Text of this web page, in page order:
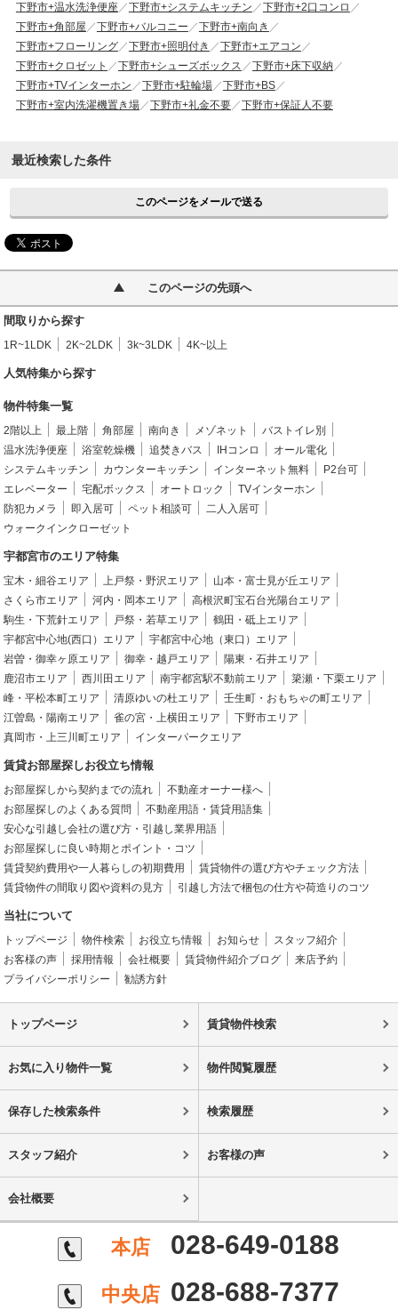
下野市+温水洗浄便座
下野市+システムキッチン
下野市+2口コンロ
下野市+角部屋
下野市+バルコニー
下野市+南向き
下野市+フローリング
下野市+照明付き
下野市+エアコン
下野市+クロゼット
下野市+シューズボックス
下野市+床下収納
下野市+TVインターホン
下野市+駐輪場
下野市+BS
下野市+室内洗濯機置き場
下野市+礼金不要 下野市+保証人不要
最近検索した条件
このページをメールで送る
このページの先頭へ
間取りから探す
1R~1LDK 2K~2LDK 3k~3LDK 4K~以上
人気特集から探す
物件特集一覧
2階以上 最上階 角部屋 南向き メゾネット
バストイレ別
温水洗浄便座
浴室乾燥機 追焚きバス IHコンロ
オール電化
システムキッチン
カウンターキッチン インターネット無料
P2台可
エレベーター
宅配ボックス オートロック
TVインターホン
防犯カメラ
即入居可 ペット相談可
二人入居可
ウォークインクローゼット
宇都宮市のエリア特集
宝木・細谷エリア 上戸祭・野沢エリア
山本・富士見が丘エリア
さくら市エリア
河内・岡本エリア
高根沢町宝石台光陽台エリア
駒生・下荒針エリア
戸祭・若草エリア
鶴田・砥上エリア
宇都宮中心地(西口）エリア
宇都宮中心地（東口）エリア
岩曽・御幸ヶ原エリア
御幸・越戸エリア
陽東・石井エリア
鹿沼市エリア
西川田エリア 南宇都宮駅不動前エリア
簗瀬・下栗エリア
峰・平松本町エリア
清原ゆいの杜エリア
壬生町・おもちゃの町エリア
江曽島・陽南エリア
雀の宮・上横田エリア
下野市エリア
真岡市・上三川町エリア
インターパークエリア
賃貸お部屋探しお役立ち情報
お部屋探しから契約までの流れ
不動産オーナー様へ
お部屋探しのよくある質問
不動産用語・賃貸用語集
安心な引越し会社の選び方・引越し業界用語
お部屋探しに良い時期とポイント・コツ
賃貸契約費用や一人暮らしの初期費用
賃貸物件の選び方やチェック方法
賃貸物件の間取り図や資料の見方
引越し方法で梱包の仕方や荷造りのコツ
当社について
トップページ 物件検索 お役立ち情報 お知らせ
スタッフ紹介
お客様の声
採用情報 会社概要 賃貸物件紹介ブログ
来店予約
プライバシーポリシー
勧誘方針
トップページ 賃貸物件検索
お気に入り物件一覧 物件閲覧履歴
保存した検索条件 検索履歴
スタッフ紹介 お客様の声
会社概要
本店 028-649-0188
中央店 028-688-7377